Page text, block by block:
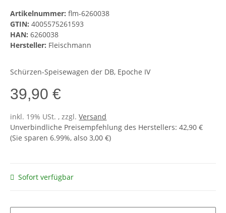
Artikelnummer:flm-6260038
GTIN: 4005575261593
HAN: 6260038
Hersteller: Fleischmann
Schürzen-Speisewagen der DB, Epoche IV
39,90 €
inkl. 19% USt. , zzgl.Versand
Unverbindliche Preisempfehlung des Herstellers:42,90 €
(Sie sparen6.99%, also3,00 €)
Sofort verfügbar